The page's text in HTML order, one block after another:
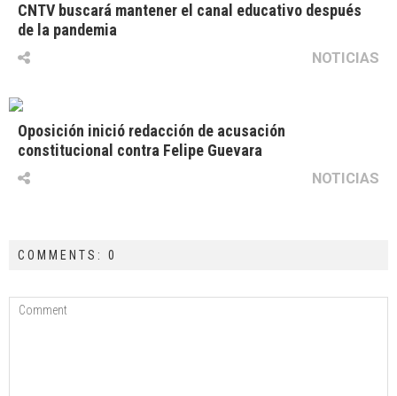
CNTV buscará mantener el canal educativo después
de la pandemia
NOTICIAS
Oposición inició redacción de acusación
constitucional contra Felipe Guevara
NOTICIAS
COMMENTS: 0